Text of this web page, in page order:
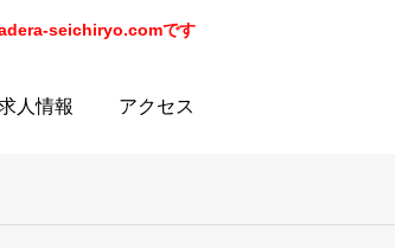
seichiryo.comです
人情報 アクセス